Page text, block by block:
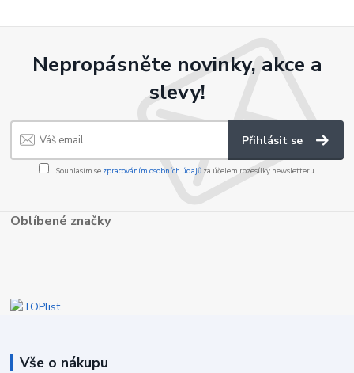
Nepropásněte novinky, akce a
slevy!
Přihlásit se
Souhlasím se zpracováním osobních údajůza účelem rozesílky newsletteru.
Oblíbené značky
Vše o nákupu